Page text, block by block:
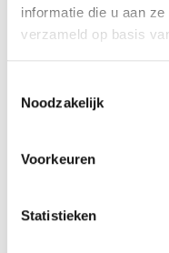
informatie die u aan
verzameld op basis
Noodzakelijk
Voorkeuren
Statistieken
Een spreker
Een goede AI
om aan de slag te
Hij maakt AI minder